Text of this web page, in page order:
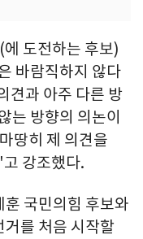
도전하는 후보)
바람직하지 않다
견과 아주 다른 방
는 방향의 의논이
땅히 제 의견을
강조했다.
국민의힘 후보와
를 처음 시작할